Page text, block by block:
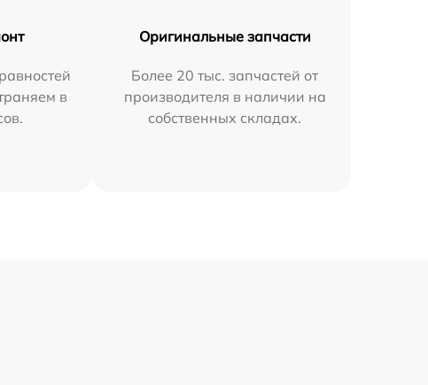
в
Оригинальные запчасти
Более 20 тыс. запчастей от
производителя в наличии на
собственных складах.